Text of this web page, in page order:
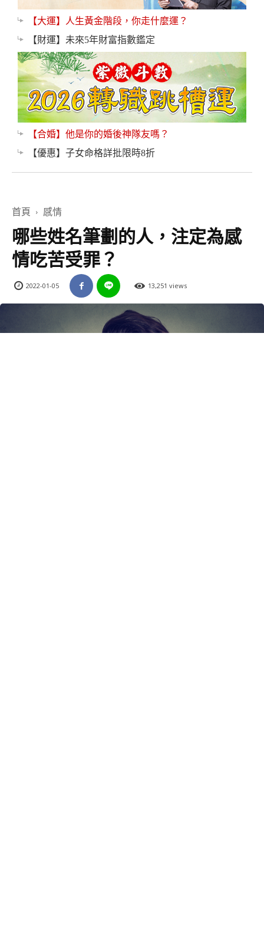
【大運】人生黃金階段，你走什麼運？
【財運】未來5年財富指數鑑定
【合婚】他是你的婚後神隊友嗎？
【優惠】子女命格詳批限時8折